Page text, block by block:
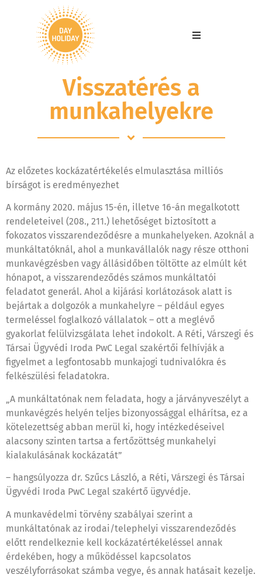
Visszatérés a
munkahelyekre
Az előzetes kockázatértékelés elmulasztása milliós
bírságot is eredményezhet
A kormány 2020. május 15-én, illetve 16-án megalkotott
rendeleteivel (208., 211.) lehetőséget biztosított a
fokozatos visszarendeződésre a munkahelyeken. Azoknál a
munkáltatóknál, ahol a munkavállalók nagy része otthoni
munkavégzésben vagy állásidőben töltötte az elmúlt két
hónapot, a visszarendeződés számos munkáltatói
feladatot generál. Ahol a kijárási korlátozások alatt is
bejártak a dolgozók a munkahelyre – például egyes
termeléssel foglalkozó vállalatok – ott a meglévő
gyakorlat felülvizsgálata lehet indokolt. A Réti, Várszegi és
Társai Ügyvédi Iroda PwC Legal szakértői felhívják a
figyelmet a legfontosabb munkajogi tudnivalókra és
felkészülési feladatokra.
„A munkáltatónak nem feladata, hogy a járványveszélyt a
munkavégzés helyén teljes bizonyossággal elhárítsa, ez a
kötelezettség abban merül ki, hogy intézkedéseivel
alacsony szinten tartsa a fertőzöttség munkahelyi
kialakulásának kockázatát”
– hangsúlyozza dr. Szűcs László, a Réti, Várszegi és Társai
Ügyvédi Iroda PwC Legal szakértő ügyvédje.
A munkavédelmi törvény szabályai szerint a
munkáltatónak az irodai/telephelyi visszarendeződés
előtt rendelkeznie kell kockázatértékeléssel annak
érdekében, hogy a működéssel kapcsolatos
veszélyforrásokat számba vegye, és annak hatásait kezelje.